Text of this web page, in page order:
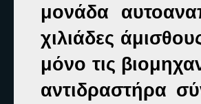
μονάδα
χιλιάδες
μόνο τις
αντιδραστήρα